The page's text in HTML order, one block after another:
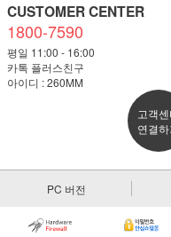
CUSTOMER CENTER
1800-7590
평일 11:00 - 16:00
카톡 플러스친구
아이디 : 260MM
고객센
연결하
PC 버전